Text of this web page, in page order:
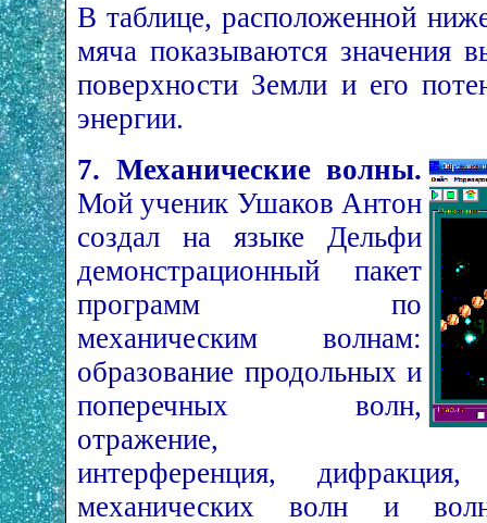
В таблице, расположенной
мяча показываются значения
поверхности Земли и его
энергии.
7. Механические волны.
Мой ученик Ушаков Антон
создал на языке Дельфи
демонстрационный пакет
программ по
механическим волнам:
образование продольных и
поперечных волн,
отражение,
интерференция,
механических волн и